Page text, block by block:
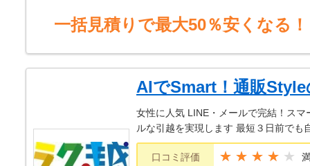
一括見積りで最大50％安くなる！
AIでSmart！通販
女性に人気 LINE・メールで完結！ス
ルな引越を実現します 最短３日前でも
口コミ評価 ★★★★